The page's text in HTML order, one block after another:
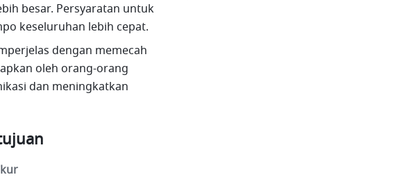
besar. Persyaratan untuk
keseluruhan lebih cepat.
dengan memecah
oleh orang-orang
dan meningkatkan